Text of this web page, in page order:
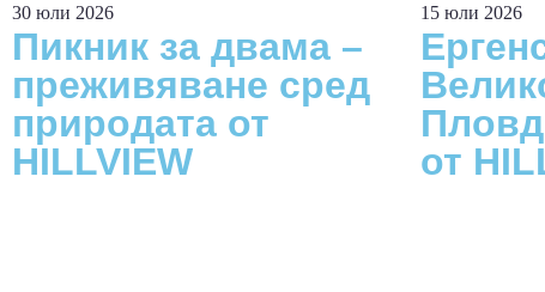
30 юли 2026
Пикник за двама –
преживяване сред
природата от
HILLVIEW
15 юли 2026
от